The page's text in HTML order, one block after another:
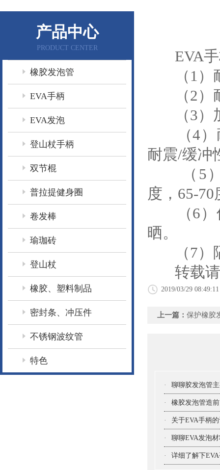
产品中心
PRODUCT CENTER
橡胶发泡管
EVA手柄
EVA发泡
登山杖手柄
双节棍
普拉提健身圈
卷发棒
瑜珈砖
登山杖
橡胶、塑料制品
密封条、冲压件
不锈钢波纹管
特色
EVA手
（1）耐
（2）耐
（3）加
（4）耐
耐震/缓冲
（5）硬
度，65-70
（6）保
晒。
（7）隔
转载请
2019/03/29 08:49:11
上一篇： 保护橡胶
· 聊聊胶发泡管
· 橡胶发泡管造
· 关于EVA手柄
· 聊聊EVA发泡
· 详细了解下